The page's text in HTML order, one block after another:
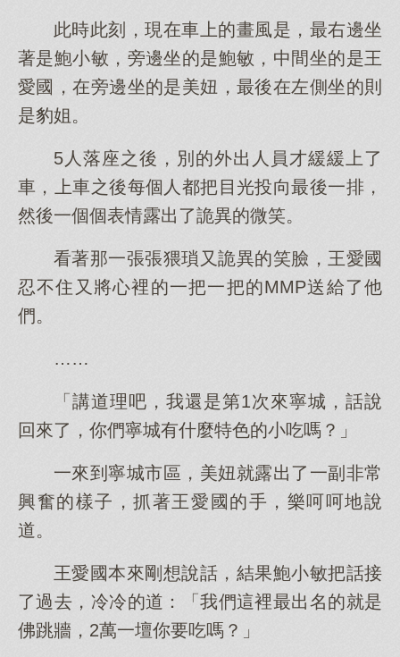
此時此刻，現在車上的畫風是，最右邊坐
著是鮑小敏，旁邊坐的是鮑敏，中間坐的是王
愛國，在旁邊坐的是美妞，最後在左側坐的則
是豹姐。
5人落座之後，別的外出人員才緩緩上了
車，上車之後每個人都把目光投向最後一排，
然後一個個表情露出了詭異的微笑。
看著那一張張猥瑣又詭異的笑臉，王愛國
忍不住又將心裡的一把一把的MMP送給了他
們。
……
「講道理吧，我還是第1次來寧城，話說
回來了，你們寧城有什麼特色的小吃嗎？」
一來到寧城市區，美妞就露出了一副非常
興奮的樣子，抓著王愛國的手，樂呵呵地說
道。
王愛國本來剛想說話，結果鮑小敏把話接
了過去，冷冷的道：「我們這裡最出名的就是
佛跳牆，2萬一壇你要吃嗎？」